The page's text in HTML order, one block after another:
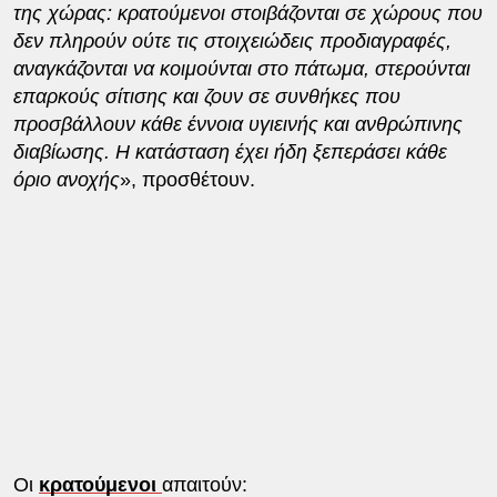
της χώρας: κρατούμενοι στοιβάζονται σε χώρους που
δεν πληρούν ούτε τις στοιχειώδεις προδιαγραφές,
αναγκάζονται να κοιμούνται στο πάτωμα, στερούνται
επαρκούς σίτισης και ζουν σε συνθήκες που
προσβάλλουν κάθε έννοια υγιεινής και ανθρώπινης
διαβίωσης. Η κατάσταση έχει ήδη ξεπεράσει κάθε
όριο ανοχής», προσθέτουν.
Οι κρατούμενοι απαιτούν: